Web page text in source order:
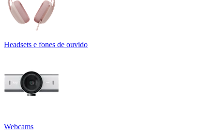
Headsets e fones de ouvido
Webcams